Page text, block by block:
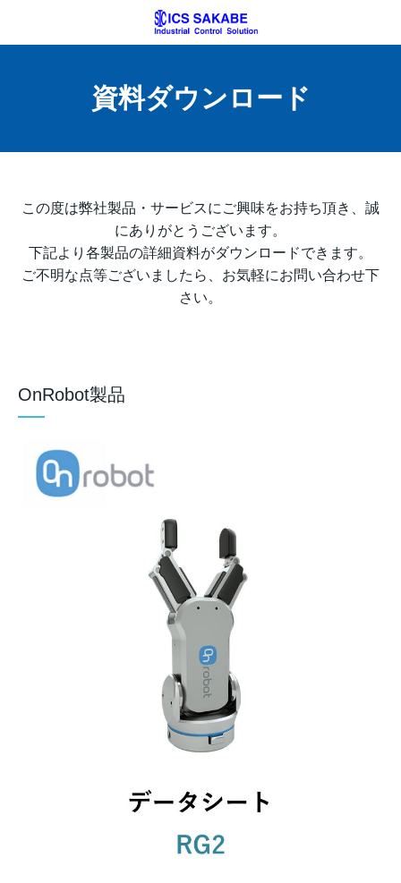
資料ダウンロード
この度は弊社製品・サービスにご興味をお持ち頂き、誠
にありがとうございます。
下記より各製品の詳細資料がダウンロードできます。
ご不明な点等ございましたら、お気軽にお問い合わせ下
さい。
OnRobot製品